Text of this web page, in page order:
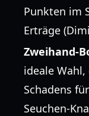
Punkten im
Erträge
Zweihand-
ideale Wahl,
Schadens
Seuchen-